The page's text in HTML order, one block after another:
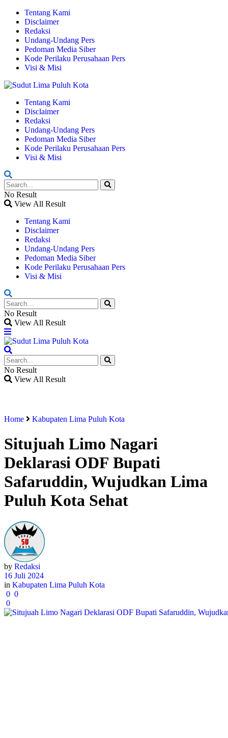
Tentang Kami
Disclaimer
Redaksi
Undang-Undang Pers
Pedoman Media Siber
Kode Perilaku Perusahaan Pers
Visi & Misi
Tentang Kami
Disclaimer
Redaksi
Undang-Undang Pers
Pedoman Media Siber
Kode Perilaku Perusahaan Pers
Visi & Misi
No Result
View All Result
Tentang Kami
Disclaimer
Redaksi
Undang-Undang Pers
Pedoman Media Siber
Kode Perilaku Perusahaan Pers
Visi & Misi
No Result
View All Result
No Result
View All Result
Home Kabupaten Lima Puluh Kota
Situjuah Limo Nagari
Deklarasi ODF Bupati
Safaruddin, Wujudkan Lima
Puluh Kota Sehat
by Redaksi
16 Juli 2024
in Kabupaten Lima Puluh Kota
0 0
0